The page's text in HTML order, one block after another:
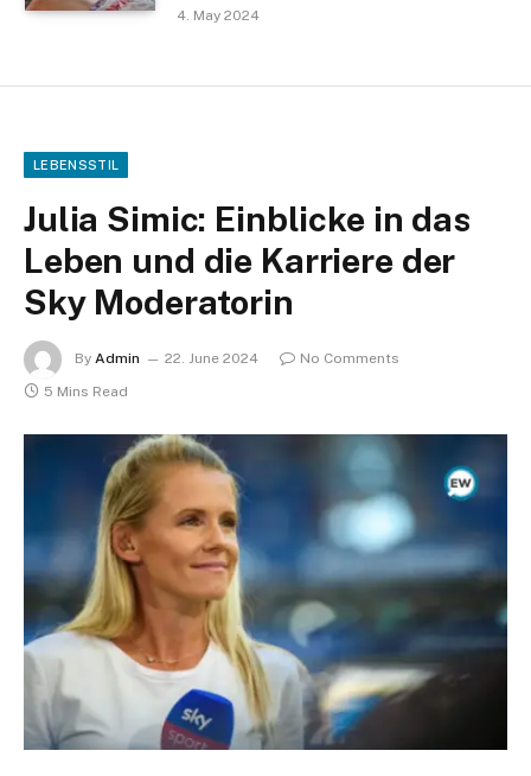
4. May 2024
LEBENSSTIL
Julia Simic: Einblicke in das
Leben und die Karriere der
Sky Moderatorin
By Admin 22. June 2024
No Comments
5 Mins Read